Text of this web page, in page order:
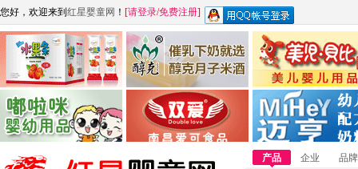
您好，欢迎来到 红星婴童网 ！ [请登录/免费注册]
江西麦嘟嘟食品有限公司
青岛嘟啦咪婴幼儿用品公司
江西醇之客月子米酒 惠州市美儿婴儿用品
湖南迈亨母婴用品有限
产品 企业 品牌